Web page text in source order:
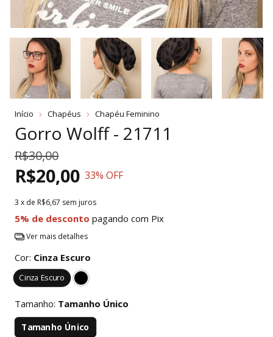
Início Chapéus Chapéu Feminino
Gorro Wolff - 21711
R$30,00
R$20,00 33% OFF
3 x de R$6,67 sem juros
5% de desconto pagando com Pix
Ver mais detalhes
Cor: Cinza Escuro
Cinza Escuro
Tamanho: Tamanho Único
Tamanho Único